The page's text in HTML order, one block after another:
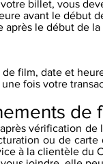
billet, vous
avant le début
après le début de
film, date et
fois votre
de
vérification
ou de
à la clientèle du